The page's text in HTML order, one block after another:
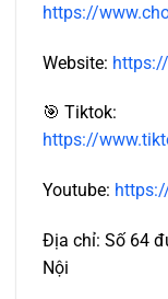
https://
Website:
🎯 Tiktok:
https://
Youtube:
Địa chỉ: Số 64
Nội